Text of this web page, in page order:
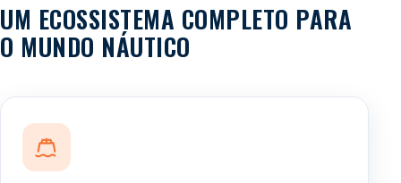
UM ECOSSISTEMA COMPLETO PARA
O MUNDO NÁUTICO